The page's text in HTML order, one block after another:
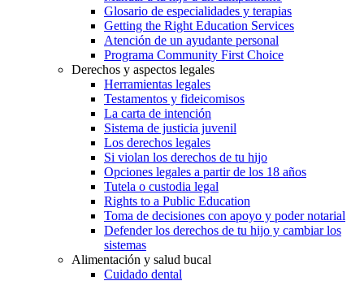
Glosario de especialidades y terapias
Getting the Right Education Services
Atención de un ayudante personal
Programa Community First Choice
Derechos y aspectos legales
Herramientas legales
Testamentos y fideicomisos
La carta de intención
Sistema de justicia juvenil
Los derechos legales
Si violan los derechos de tu hijo
Opciones legales a partir de los 18 años
Tutela o custodia legal
Rights to a Public Education
Toma de decisiones con apoyo y poder notarial
Defender los derechos de tu hijo y cambiar los
sistemas
Alimentación y salud bucal
Cuidado dental